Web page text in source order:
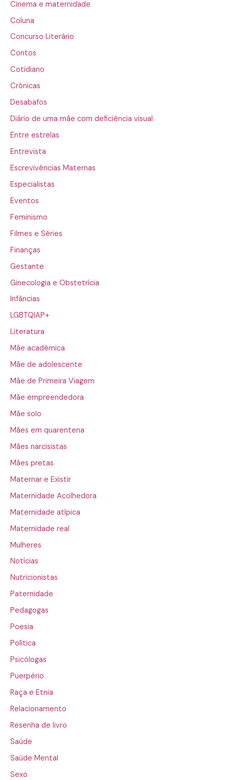
Cinema e maternidade
Coluna
Concurso Literário
Contos
Cotidiano
Crônicas
Desabafos
Diário de uma mãe com deficiência visual
Entre estrelas
Entrevista
Escrevivências Maternas
Especialistas
Eventos
Feminismo
Filmes e Séries
Finanças
Gestante
Ginecologia e Obstetrícia
Infâncias
LGBTQIAP+
Literatura
Mãe acadêmica
Mãe de adolescente
Mãe de Primeira Viagem
Mãe empreendedora
Mãe solo
Mães em quarentena
Mães narcisistas
Mães pretas
Maternar e Existir
Maternidade Acolhedora
Maternidade atípica
Maternidade real
Mulheres
Notícias
Nutricionistas
Paternidade
Pedagogas
Poesia
Política
Psicólogas
Puerpério
Raça e Etnia
Relacionamento
Resenha de livro
Saúde
Saúde Mental
Sexo